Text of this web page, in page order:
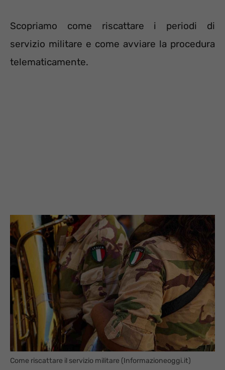
Scopriamo come riscattare i periodi di
servizio militare e come avviare la procedura
telematicamente.
Come riscattare il servizio militare (Informazioneoggi.it)